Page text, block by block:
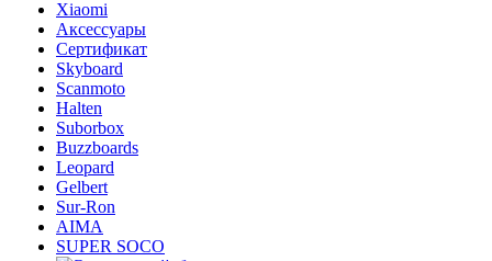
Xiaomi
Аксессуары
Сертификат
Skyboard
Scanmoto
Halten
Suborbox
Buzzboards
Leopard
Gelbert
Sur-Ron
AIMA
SUPER SOCO